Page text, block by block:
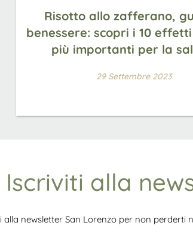
Risotto allo zafferano,
benessere: scopri i 10
più importanti per la
29 Settembre 2023
Iscriviti alla
alla newsletter San Lorenzo per non perderti